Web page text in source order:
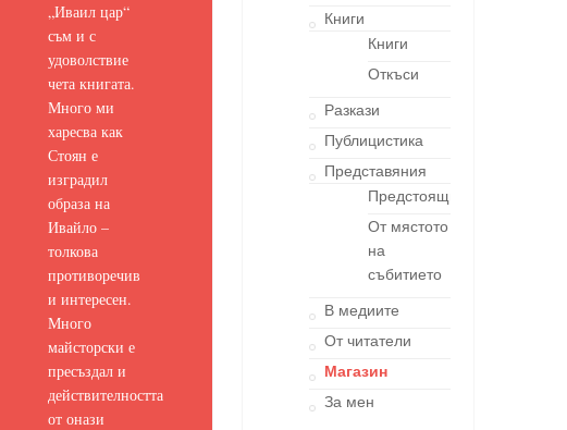
„Иваил цар“
съм и с
удоволствие
чета книгата.
Много ми
харесва как
Стоян е
изградил
образа на
Ивайло –
толкова
противоречив
и интересен.
Много
майсторски е
пресъздал и
действителността
от онази
Книги
Книги
Откъси
Разкази
Публицистика
Представяния
Предстоящи
От мястото
на
събитието
В медиите
От читатели
Магазин
За мен